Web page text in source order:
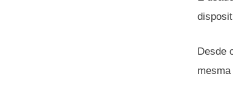
s
A
p
p
Desde